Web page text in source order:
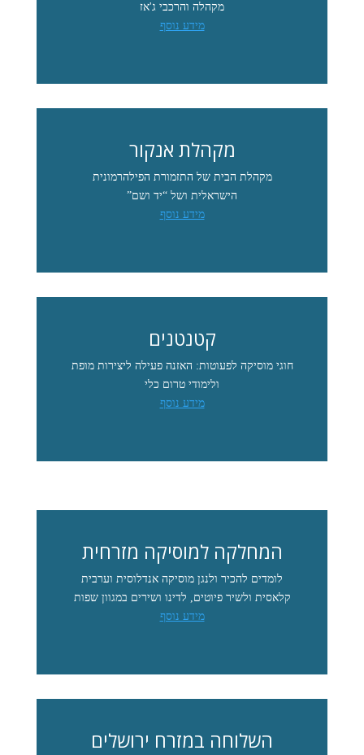
מקהלה והרכבי ג'אז
מידע נוסף
מקהלת אנקור
מקהלת הבית של התזמורת הפילהרמונית
הישראלית ושל “יד ושם”
מידע נוסף
קטנטנים
חוגי מוסיקה לפעוטות: האזנה פעילה ליצירות מופת
ולימודי טרום כלי
מידע נוסף
המחלקה למוסיקה מזרחית
לומדים להכיר ולנגן מוסיקה אנדלוסית וערבית
קלאסית ולשיר פיוטים, לדינו ושירים במגוון שפות
מידע נוסף
השלוחה במזרח ירושלים